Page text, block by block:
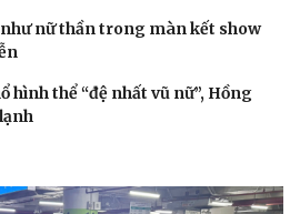
nữ thần trong màn kết show
hình thể “đệ nhất vũ nữ”, Hồng